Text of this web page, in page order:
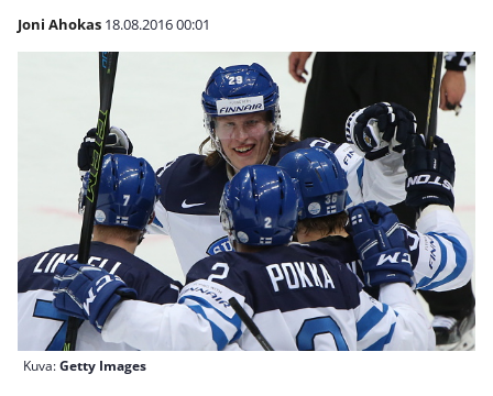
Joni Ahokas 18.08.201600:01
Kuva:Getty Images